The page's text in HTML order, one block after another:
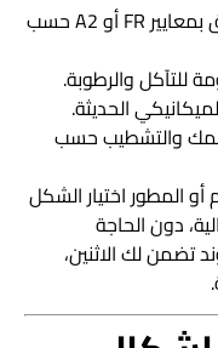
الاعتماد على نواة مقاومة للحريق بمعايير FR أو A2 حسب
الحديثة.
والتشطيب حسب
المطور اختيار الشكل
دون الحاجة
تضمن لك الاثنين،